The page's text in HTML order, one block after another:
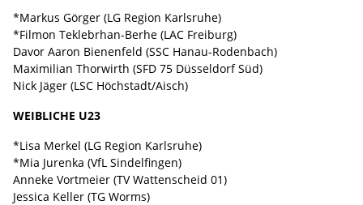
*Markus Görger (LG Region Karlsruhe)
*Filmon Teklebrhan-Berhe (LAC Freiburg)
Davor Aaron Bienenfeld (SSC Hanau-Rodenbach)
Maximilian Thorwirth (SFD 75 Düsseldorf Süd)
Nick Jäger (LSC Höchstadt/Aisch)
WEIBLICHE U23
*Lisa Merkel (LG Region Karlsruhe)
*Mia Jurenka (VfL Sindelfingen)
Anneke Vortmeier (TV Wattenscheid 01)
Jessica Keller (TG Worms)